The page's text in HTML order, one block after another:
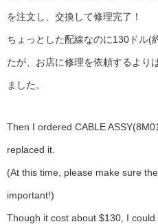
を注文し、交換して修理完了！
ちょっとした配線なのに130ドル(
たが、お店に修理を依頼するより
ました。
Then I ordered CABLE
replaced it.
(At this time, please make sure the
important!)
Though it cost about $130, I